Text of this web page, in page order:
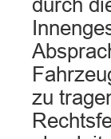
durch
zu